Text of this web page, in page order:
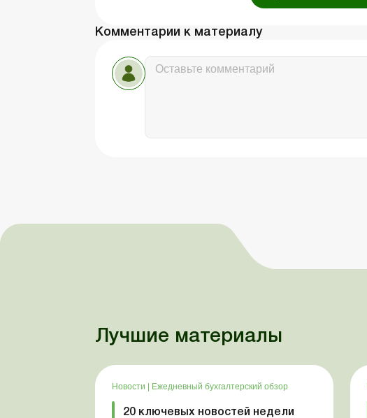
Комментарии к материалу
Лучшие материалы
Новости | Ежедневный бухгалтерский обзор
20 ключевых новостей недели